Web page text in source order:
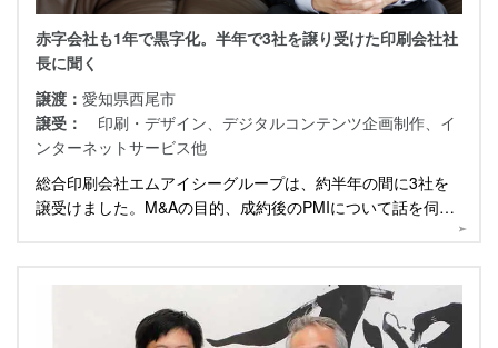
赤字会社も1年で黒字化。半年で3社を譲り受けた印刷会社社
長に聞く
譲渡： 愛知県西尾市
譲受：
印刷・デザイン、デジタルコンテンツ企画制作、イ
ンターネットサービス他
総合印刷会社エムアイシーグループは、約半年の間に3社を
譲受けました。M&Aの目的、成約後のPMIについて話を伺い